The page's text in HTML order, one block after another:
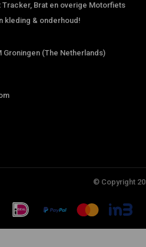
Tracker, Brat en overige Motorfiets
kleding & onderhoud!
Groningen (The Netherlands)
© Copyright